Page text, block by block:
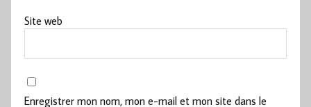
Site web
Enregistrer mon nom, mon e-mail et mon site dans le